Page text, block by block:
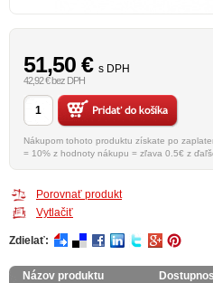
51,50 € s DPH
42,92 € bez DPH
= 10% z hodnoty nákupu = zľava 0.5€ z
Porovnať produkt
Vytlačiť
Zdielať:
Názov produktu